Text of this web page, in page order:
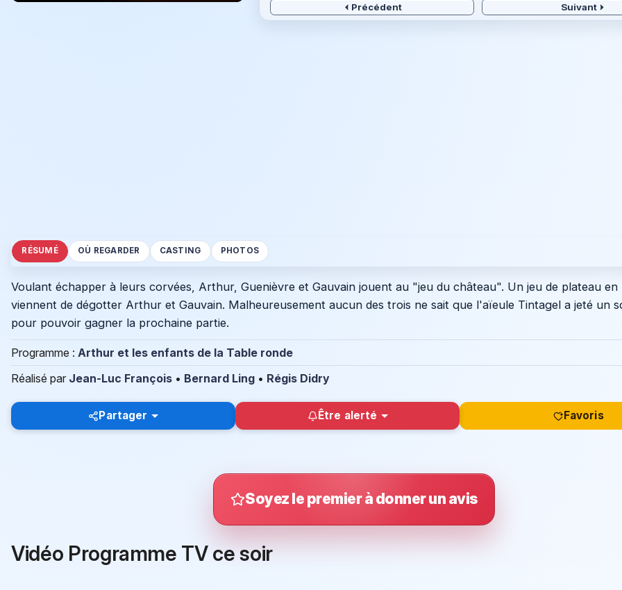
Précédent Suivant
RÉSUMÉ OÙ REGARDER CASTING PHOTOS
Voulant échapper à leurs corvées, Arthur, Guenièvre et Gauvain jouent au "jeu du château". Un jeu de plateau en
viennent de dégotter Arthur et Gauvain. Malheureusement aucun des trois ne sait que l'aïeule Tintagel a jeté un
pour pouvoir gagner la prochaine partie.
Programme : Arthur et les enfants de la Table ronde
Réalisé par Jean-Luc François • Bernard Ling • Régis Didry
Partager Être alerté Favoris
Soyez le premier à donner un avis
Vidéo Programme TV ce soir